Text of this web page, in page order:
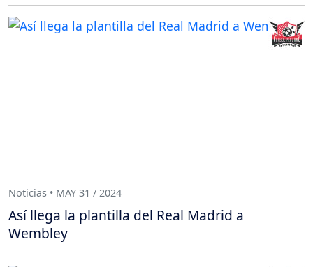
Noticias • MAY 31 / 2024
Así llega la plantilla del Real Madrid a
Wembley